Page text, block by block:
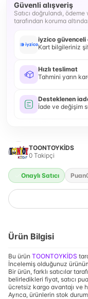
Güvenli alışveriş
Satıcı doğrulandı,
tarafından koruma
iyzico güvenceli
Kart bilgileriniz
Hızlı teslimat
Tahmini yarın
Desteklenen
İade ve değişim
TOONTOYKİDS
0 Takipçi
Onaylı Satıcı Puan
Ürün Bilgisi
Bu ürün TOONTOYKİDS
İncelemiş olduğunuz ürünün
Bir ürün, farklı satıcılar
belirledikleri fiyat, satıcı
ücretsiz kargo avantajı ve
Ayrıca, ürünlerin stok